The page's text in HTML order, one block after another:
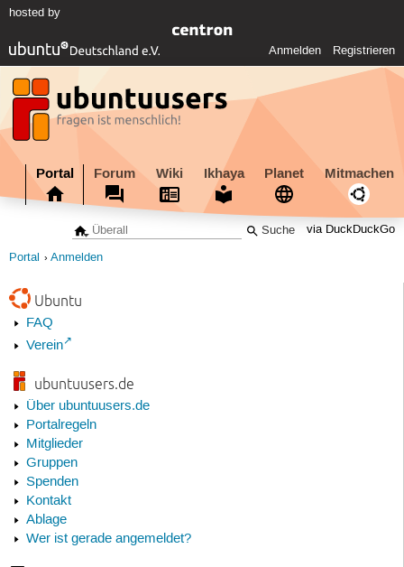
hosted by
Anmelden Registrieren
Portal Forum Wiki Ikhaya Planet Mitmachen
via DuckDuckGo
Portal Anmelden
Ubuntu
FAQ
Verein
ubuntuusers.de
Über ubuntuusers.de
Portalregeln
Mitglieder
Gruppen
Spenden
Kontakt
Ablage
Wer ist gerade angemeldet?